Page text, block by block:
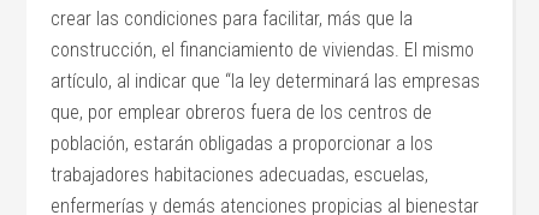
crear las condiciones para facilitar, más que la
construcción, el financiamiento de viviendas. El mismo
artículo, al indicar que “la ley determinará las empresas
que, por emplear obreros fuera de los centros de
población, estarán obligadas a proporcionar a los
trabajadores habitaciones adecuadas, escuelas,
enfermerías y demás atenciones propicias al bienestar